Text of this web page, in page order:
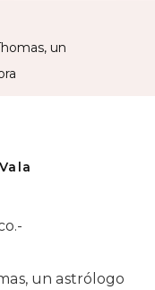
Viajó
un
un astrólogo